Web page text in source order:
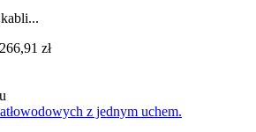
266,91 zł
z jednym uchem.